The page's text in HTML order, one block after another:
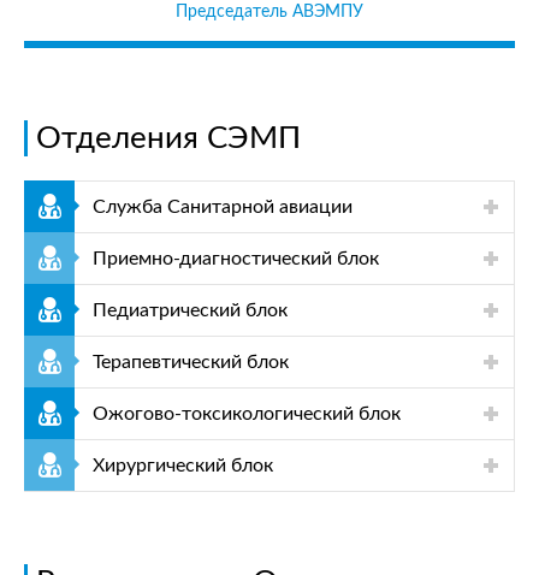
Председатель АВЭМПУ
Отделения СЭМП
Служба Санитарной авиации
Приемно-диагностический блок
Педиатрический блок
Терапевтический блок
Ожогово-токсикологический блок
Хирургический блок